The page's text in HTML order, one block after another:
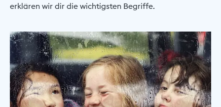
erklären wir dir die wichtigsten Begriffe.